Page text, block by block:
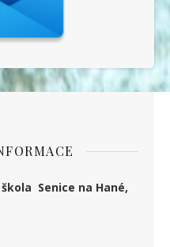
Senice na Hané,